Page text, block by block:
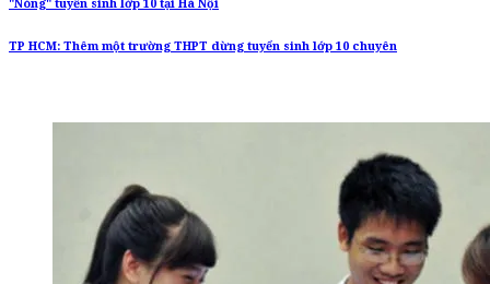
"Nóng" tuyển sinh lớp 10 tại Hà Nội
TP HCM: Thêm một trường THPT dừng tuyển sinh lớp 10 chuyên